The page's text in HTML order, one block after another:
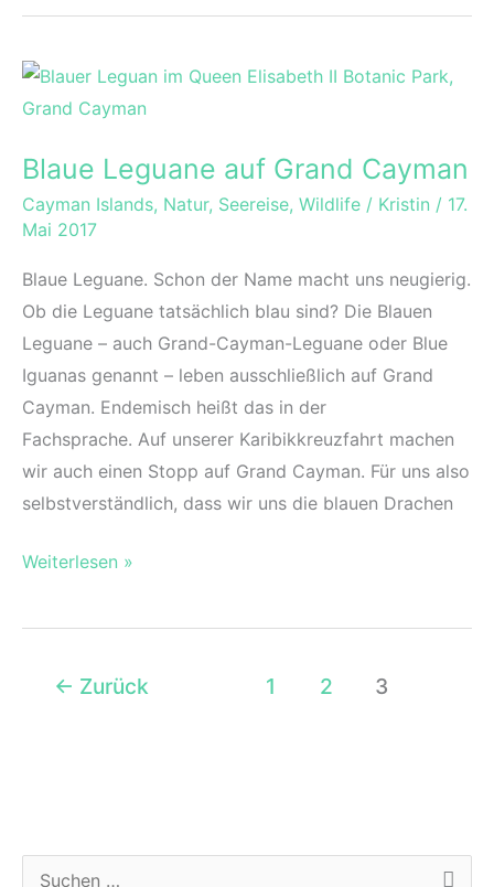
Sicht:
Arktis
Kreuzfahrt
Blaue Leguane auf Grand Cayman
Cayman Islands, Natur, Seereise, Wildlife / Kristin / 17.
Mai 2017
Blaue Leguane. Schon der Name macht uns neugierig.
Ob die Leguane tatsächlich blau sind? Die Blauen
Leguane – auch Grand-Cayman-Leguane oder Blue
Iguanas genannt – leben ausschließlich auf Grand
Cayman. Endemisch heißt das in der
Fachsprache. Auf unserer Karibikkreuzfahrt machen
wir auch einen Stopp auf Grand Cayman. Für uns also
selbstverständlich, dass wir uns die blauen Drachen
Blaue
auf
Cayman
Weiterlesen »
← Zurück 1 2 3